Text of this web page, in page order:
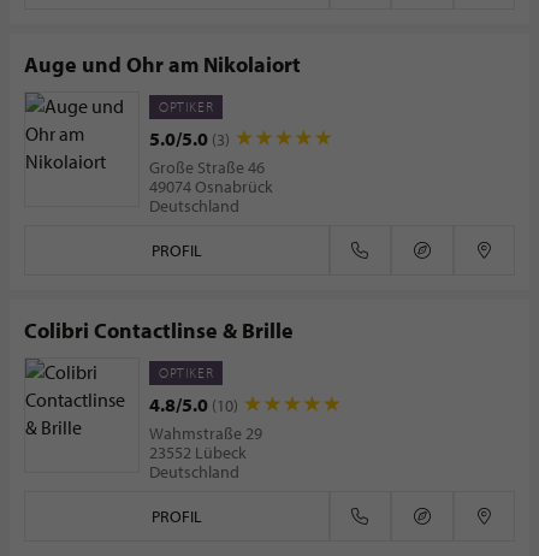
Auge und Ohr am Nikolaiort
OPTIKER
5.0/5.0 (3)
Große Straße 46
49074 Osnabrück
Deutschland
PROFIL
Colibri Contactlinse & Brille
OPTIKER
4.8/5.0 (10)
Wahmstraße 29
23552 Lübeck
Deutschland
PROFIL